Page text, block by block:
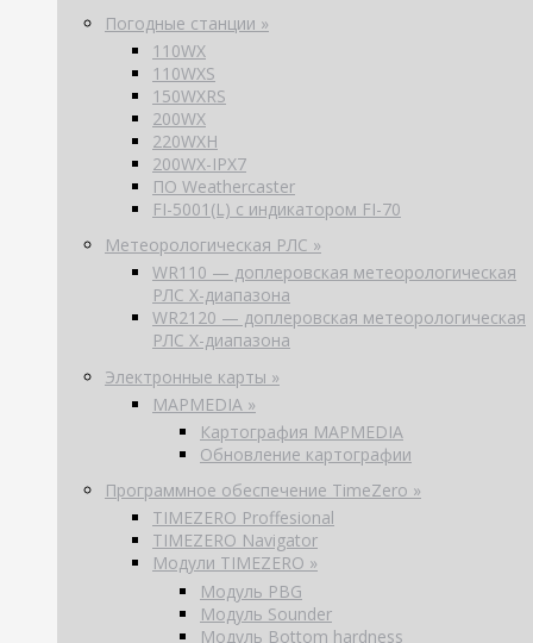
Погодные станции »
110WX
110WXS
150WXRS
200WX
220WXH
200WX-IPX7
ПО Weathercaster
FI-5001(L) с индикатором FI-70
Метеорологическая РЛС »
WR110 — доплеровская метеорологическая
РЛС X-диапазона
WR2120 — доплеровская метеорологическая
РЛС X-диапазона
Электронные карты »
MAPMEDIA »
Картография MAPMEDIA
Обновление картографии
Программное обеспечение TimeZero »
TIMEZERO Proffesional
TIMEZERO Navigator
Модули TIMEZERO »
Модуль PBG
Модуль Sounder
Модуль Bottom hardness